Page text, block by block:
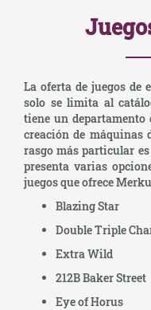
La oferta de juegos de
solo se limita al
tiene un departamento
creación de máquinas
rasgo más particular
presenta varias
juegos que ofrece
Blazing Star
Double Triple
Extra Wild
212B Baker Street
Eye of Horus